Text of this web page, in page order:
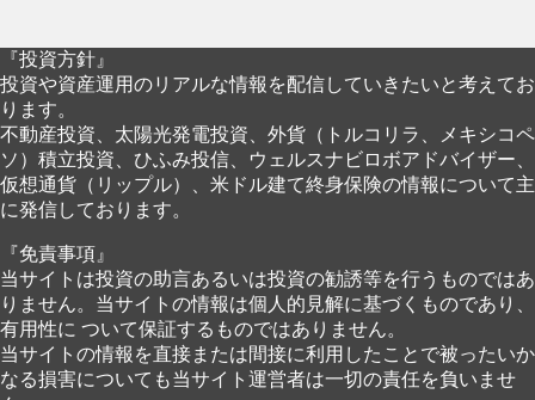
『投資方針』
投資や資産運用のリアルな情報を配信していきたいと考えてお
ります。
不動産投資、太陽光発電投資、外貨（トルコリラ、メキシコペ
ソ）積立投資、ひふみ投信、ウェルスナビロボアドバイザー、
仮想通貨（リップル）、米ドル建て終身保険の情報について主
に発信しております。
『免責事項』
当サイトは投資の助言あるいは投資の勧誘等を行うものではあ
りません。当サイトの情報は個人的見解に基づくものであり、
有用性に ついて保証するものではありません。
当サイトの情報を直接または間接に利用したことで被ったいか
なる損害についても当サイト運営者は一切の責任を負いませ